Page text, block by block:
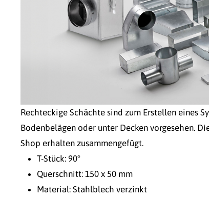
Rechteckige Schächte sind zum Erstellen eines
Bodenbelägen oder unter Decken vorgesehen.
Shop erhalten zusammengefügt.
T-Stück: 90°
Querschnitt: 150 x 50 mm
Material: Stahlblech verzinkt